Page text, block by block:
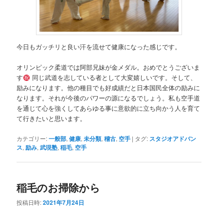
今日もガッチリと良い汗を流せて健康になった感じです。
オリンピック柔道では阿部兄妹が金メダル。おめでとうございま
す
同じ武道を志している者として大変嬉しいです。そして、
励みになります。他の種目でも好成績だと日本国民全体の励みに
なります。それが今後のパワーの源になるでしょう。私も空手道
を通じて心を強くしてあらゆる事に意欲的に立ち向かう人を育て
て行きたいと思います。
カテゴリー:一般部,健康,未分類,稽古, 空手 | タグ: スタジオアドバン
ス, 励み,武現塾,稲毛, 空手
稲毛のお掃除から
投稿日時:2021年7月24日